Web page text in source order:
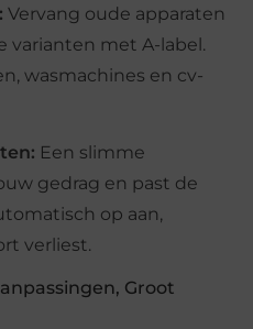
Vervang oude apparaten
varianten met A-label.
wasmachines en cv-
Een slimme
gedrag en past de
op aan,
verliest.
Groot